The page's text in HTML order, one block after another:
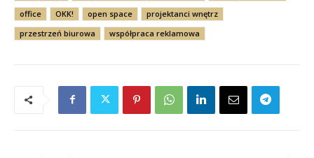
office
OKK! open space
projektanci wnętrz
przestrzeń biurowa
współpraca reklamowa